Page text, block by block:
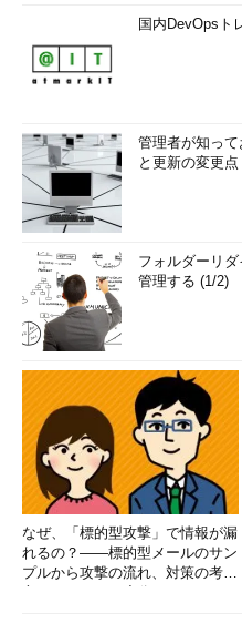
国内DevOpsト
管理者が知っ
と更新の変更点
フォルダーリ
管理する (1/2)
なぜ、「標的型攻撃」で情報が漏
れるの？――標的型メールのサン
プルから攻撃の流れ、対策の考え